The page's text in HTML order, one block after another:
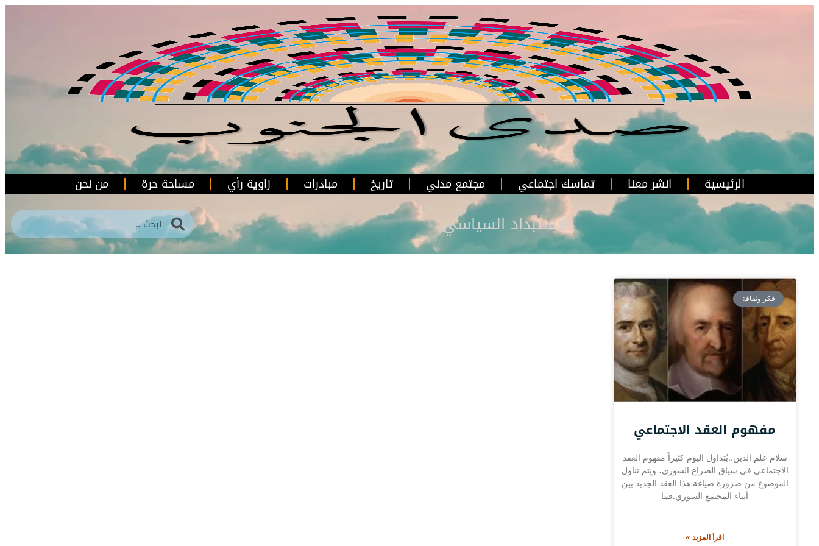
الرئيسية انشر معنا تماسك اجتماعي مجتمع مدني تاريخ مبادرات زاوية رأي مساحة حرة من نحن
الاستبداد السياسي
فكر وثقافة
مفهوم العقد الاجتماعي
سلام علم الدين..يُتداول اليوم كثيراً مفهوم العقد
الاجتماعي في سياق الصراع السوري، ويتم تناول
الموضوع من ضرورة صياغة هذا العقد الجديد بين
أبناء المجتمع السوري.فما
اقرأ المزيد »